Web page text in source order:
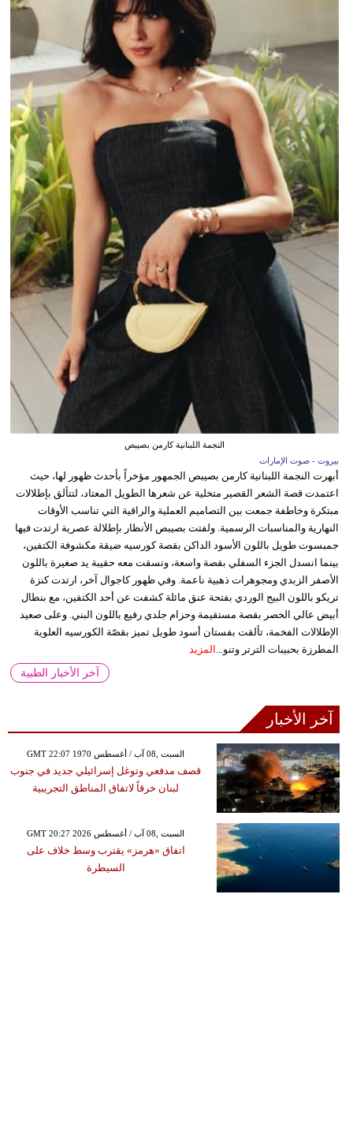
النجمة اللبنانية كارمن بصيبص
بيروت - صوت الإمارات
أبهرت النجمة اللبنانية كارمن بصيبص الجمهور مؤخراً بأحدث ظهور لها، حيث
اعتمدت قصة الشعر القصير متخلية عن شعرها الطويل المعتاد، لتتألق بإطلالات
مبتكرة وخاطفة جمعت بين التصاميم العملية والراقية التي تناسب الأوقات
النهارية والمناسبات الرسمية. ولفتت بصيبص الأنظار بإطلالة عصرية ارتدت فيها
جمبسوت طويل باللون الأسود الداكن بقصة كورسيه ضيقة مكشوفة الكتفين،
بينما انسدل الجزء السفلي بقصة واسعة، ونسقت معه حقيبة يد صغيرة باللون
الأصفر الزبدي ومجوهرات ذهبية ناعمة. وفي ظهور كاجوال آخر، ارتدت كنزة
تريكو باللون البيج الوردي بفتحة عنق مائلة كشفت عن أحد الكتفين، مع بنطال
أبيض عالي الخصر بقصة مستقيمة وحزام جلدي رفيع باللون البني. وعلى صعيد
الإطلالات الفخمة، تألقت بفستان أسود طويل تميز بقصّة الكورسيه العلوية
المطرزة بحبيبات الترتر وتنو... المزيد
آخر الأخبار الطبية
آخر الأخبار
GMT 22:07 1970 السبت ,08 آب / أغسطس
قصف مدفعي وتوغل إسرائيلي جديد في جنوب
لبنان خرقاً لاتفاق المناطق التجريبية
GMT 20:27 2026 السبت ,08 آب / أغسطس
اتفاق «هرمز» يقترب وسط خلاف على
السيطرة